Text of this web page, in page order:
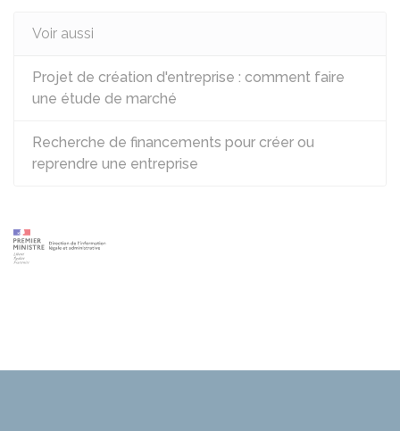
Voir aussi
Projet de création d'entreprise : comment faire
une étude de marché
Recherche de financements pour créer ou
reprendre une entreprise